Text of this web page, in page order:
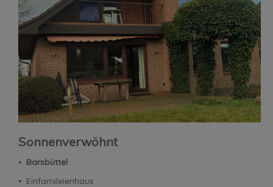
Sonnenverwöhnt
⦁ Barsbüttel
⦁ Einfamileienhaus